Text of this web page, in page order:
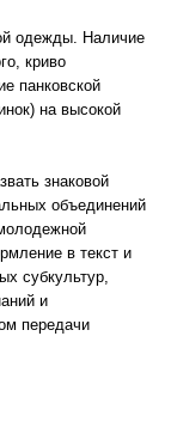
одежды. Наличие
криво
панковской
на высокой
знаковой
объединений
в текст и
субкультур,
и
передачи